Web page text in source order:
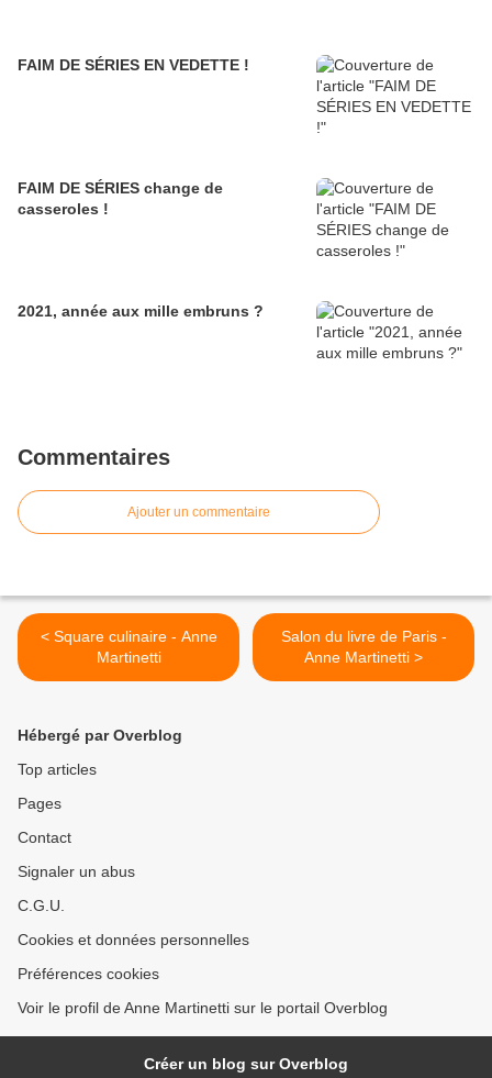
FAIM DE SÉRIES EN VEDETTE !
FAIM DE SÉRIES change de
casseroles !
2021, année aux mille embruns ?
Commentaires
Ajouter un commentaire
< Square culinaire - Anne
Martinetti
Salon du livre de Paris -
Anne Martinetti >
Hébergé par Overblog
Top articles
Pages
Contact
Signaler un abus
C.G.U.
Cookies et données personnelles
Préférences cookies
Voir le profil de Anne Martinetti sur le portail Overblog
Créer un blog sur Overblog